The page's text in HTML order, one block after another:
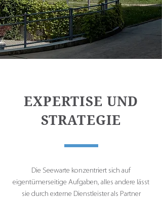
EXPERTISE UND
STRATEGIE
Die Seewarte konzentriert sich auf
eigentümerseitige Aufgaben, alles andere lässt
sie durch externe Dienstleister als Partner